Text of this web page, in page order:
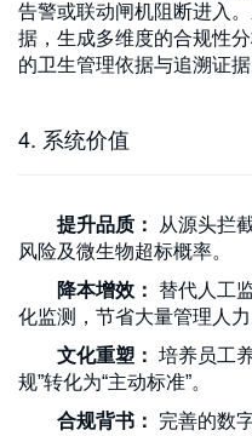
告警或联动闸机阻断进入
据，生成多维度的合规性
的卫生管理依据与追溯证据
4. 系统价值
提升品质：
从源头拦
风险及微生物超标概率。
降本增效：
替代人工
化监测，节省大量管理人力
文化重塑： 培养员工
规”转化为“主动标准”。
合规背书：
完善的数